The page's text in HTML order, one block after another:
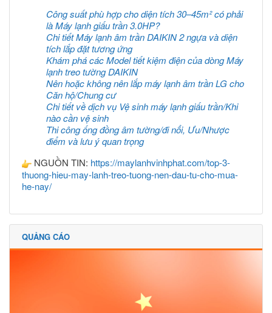
Công suất phù hợp cho diện tích 30–45m² có phải
là Máy lạnh giấu trần 3.0HP?
Chi tiết Máy lạnh âm trần DAIKIN 2 ngựa và diện
tích lắp đặt tương ứng
Khám phá các Model tiết kiệm điện của dòng Máy
lạnh treo tường DAIKIN
Nên hoặc không nên lắp máy lạnh âm trần LG cho
Căn hộ/Chung cư
Chi tiết về dịch vụ Vệ sinh máy lạnh giấu trần/Khi
nào cần vệ sinh
Thi công ống đồng âm tường/đi nổi, Ưu/Nhược
điểm và lưu ý quan trọng
NGUỒN TIN: https://maylanhvinhphat.com/top-3-
thuong-hieu-may-lanh-treo-tuong-nen-dau-tu-cho-mua-
he-nay/
QUẢNG CÁO